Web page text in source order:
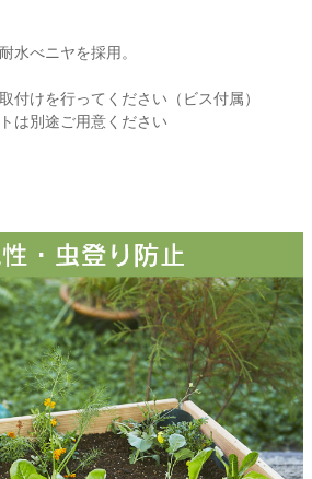
水べニヤを採用。
付けを行ってください（ビス付属）
は別途ご用意ください